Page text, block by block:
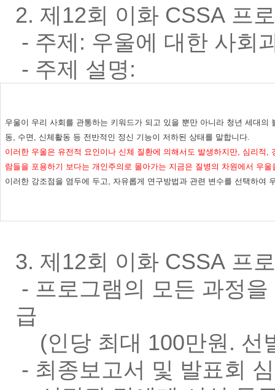
2. 제12회 이화 CSSA 프
- 주제: 우울에 대한 사회
- 주제 설명:
우울이 우리 사회를 관통하는 키워드가 되고 있을 뿐만 아니라 청년 세대
동, 수면, 신체활동 등 전반적인 정신 기능이 저하된 상태를 말합니다.
이러한 우울은 유전적 요인이나 신체 질환에 의해서도 발생하지만, 심리적
람들을 포용하기 보다는 개인주의로 몰아가는 지금은 질병의 차원에서 우
이러한 강조점을 염두에 두고, 자유롭게 연구방법과 관련 변수를 선택하여
3. 제12회 이화 CSSA 프
- 프로그램의 모든 과정
급
(인당 최대 100만원. 선
- 최종보고서 및 발표회